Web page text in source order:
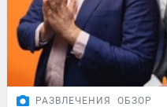
РАЗВЛЕЧЕНИЯ ОБЗОР